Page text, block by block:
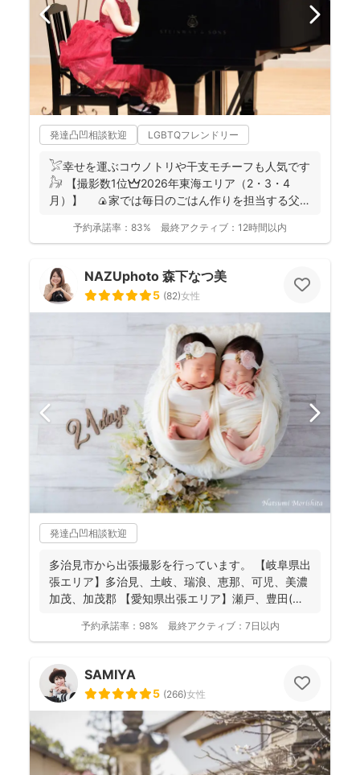
発達凸凹相談歓迎 LGBTQフレンドリー
𓅯幸せを運ぶコウノトリや干支モチーフも人気です
𓃗 【撮影数1位👑2026年東海エリア（2・3・4
月）】 🍙家では毎日のごはん作りを担当する父で
予約承諾率： 83% 最終アクティブ： 12時間以内
NAZUphoto 森下なつ美
5 (82)女性
発達凸凹相談歓迎
多治見市から出張撮影を行っています。 【岐阜県出
張エリア】多治見、土岐、瑞浪、恵那、可児、美濃
加茂、加茂郡 【愛知県出張エリア】瀬戸、豊田(北
予約承諾率： 98% 最終アクティブ： 7日以内
SAMIYA
5 (266)女性